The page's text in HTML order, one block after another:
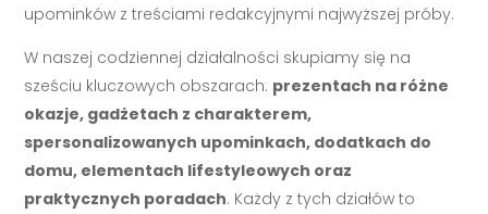
upominków z treściami redakcyjnymi najwyższej próby.
W naszej codziennej działalności skupiamy się na
sześciu kluczowych obszarach: prezentach na różne
okazje, gadżetach z charakterem,
spersonalizowanych upominkach, dodatkach do
domu, elementach lifestyleowych oraz
praktycznych poradach. Każdy z tych działów to